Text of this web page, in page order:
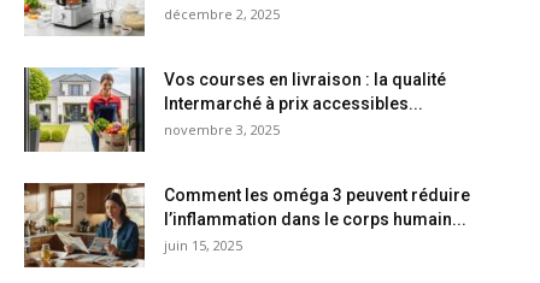
décembre 2, 2025
Vos courses en livraison : la qualité
Intermarché à prix accessibles...
novembre 3, 2025
Comment les oméga 3 peuvent réduire
l’inflammation dans le corps humain...
juin 15, 2025